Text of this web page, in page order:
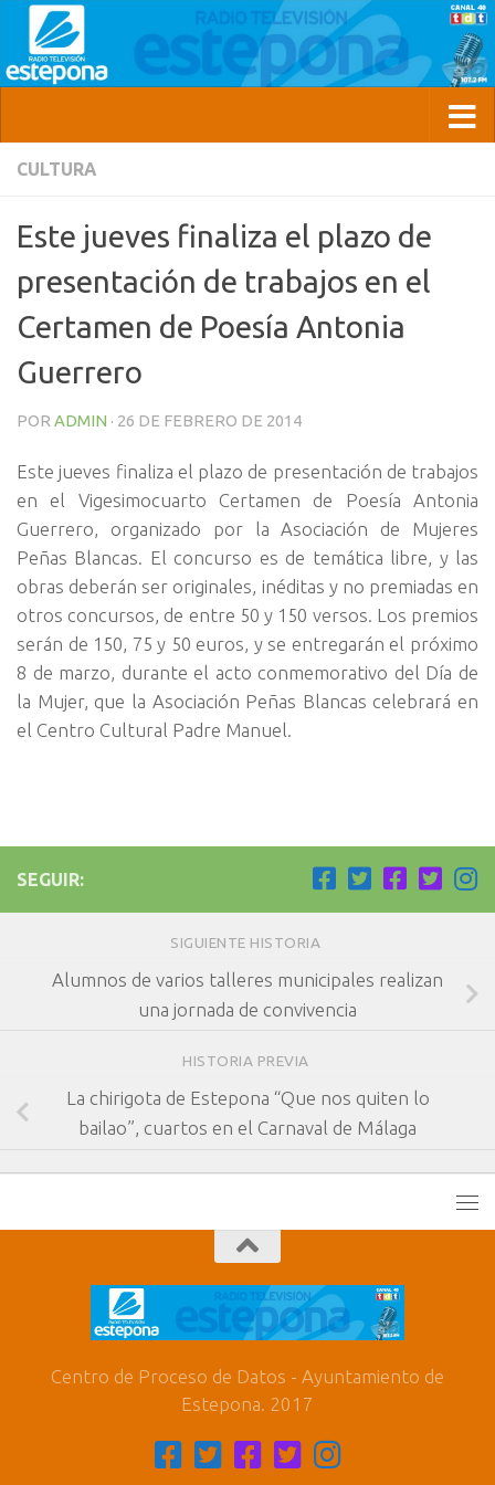
CULTURA
Este jueves finaliza el plazo de
presentación de trabajos en el
Certamen de Poesía Antonia
Guerrero
POR ADMIN · 26 DE FEBRERO DE 2014
Este jueves finaliza el plazo de presentación de trabajos
en el Vigesimocuarto Certamen de Poesía Antonia
Guerrero, organizado por la Asociación de Mujeres
Peñas Blancas. El concurso es de temática libre, y las
obras deberán ser originales, inéditas y no premiadas en
otros concursos, de entre 50 y 150 versos. Los premios
serán de 150, 75 y 50 euros, y se entregarán el próximo
8 de marzo, durante el acto conmemorativo del Día de
la Mujer, que la Asociación Peñas Blancas celebrará en
el Centro Cultural Padre Manuel.
SEGUIR:
SIGUIENTE HISTORIA
Alumnos de varios talleres municipales realizan
una jornada de convivencia
HISTORIA PREVIA
La chirigota de Estepona “Que nos quiten lo
bailao”, cuartos en el Carnaval de Málaga
Centro de Proceso de Datos - Ayuntamiento de
Estepona. 2017